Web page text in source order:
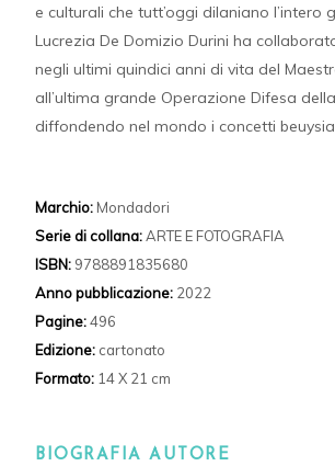
e culturali che tutt’oggi dilaniano l’intero
Lucrezia De Domizio Durini ha
negli ultimi quindici anni di vita del
all’ultima grande Operazione Difesa
diffondendo nel mondo i concetti
Marchio: Mondadori
Serie di collana:ARTE E FOTOGRAFIA
ISBN: 9788891835680
Anno pubblicazione: 2022
Pagine:496
Edizione: cartonato
Formato: 14 X 21 cm
BIOGRAFIA AUTORE